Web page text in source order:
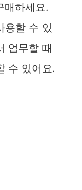
매하세요.
용할 수 있
업무할 때
수 있어요.